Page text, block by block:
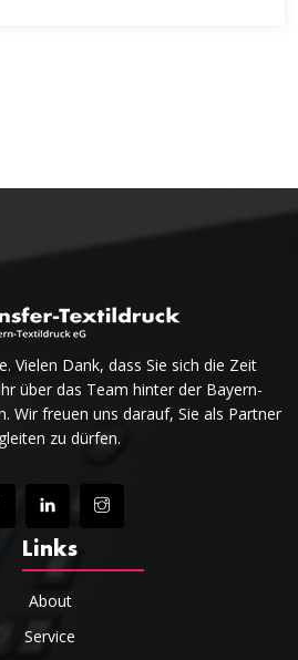
Vielen Dank, dass Sie sich die Zeit
über das Team hinter der Bayern-
Wir freuen uns darauf, Sie als Partner
zu dürfen.
Links
About
Service